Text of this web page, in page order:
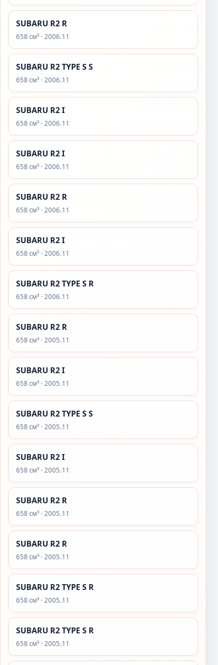
SUBARU R2 R
658 см³ · 2006.11
SUBARU R2 TYPE S S
658 см³ · 2006.11
SUBARU R2 I
658 см³ · 2006.11
SUBARU R2 I
658 см³ · 2006.11
SUBARU R2 R
658 см³ · 2006.11
SUBARU R2 I
658 см³ · 2006.11
SUBARU R2 TYPE S R
658 см³ · 2006.11
SUBARU R2 R
658 см³ · 2005.11
SUBARU R2 I
658 см³ · 2005.11
SUBARU R2 TYPE S S
658 см³ · 2005.11
SUBARU R2 I
658 см³ · 2005.11
SUBARU R2 R
658 см³ · 2005.11
SUBARU R2 R
658 см³ · 2005.11
SUBARU R2 TYPE S R
658 см³ · 2005.11
SUBARU R2 TYPE S R
658 см³ · 2005.11